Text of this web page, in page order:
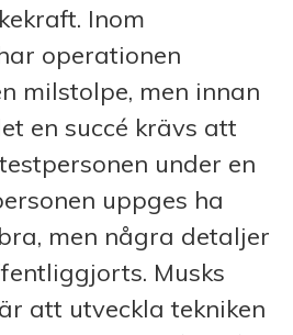
Inom
operationen
milstolpe, men innan
en succé krävs att
under en
uppges ha
men några detaljer
Musks
att utveckla tekniken